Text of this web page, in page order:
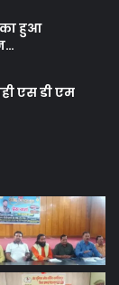
हुआ
एस डी एम